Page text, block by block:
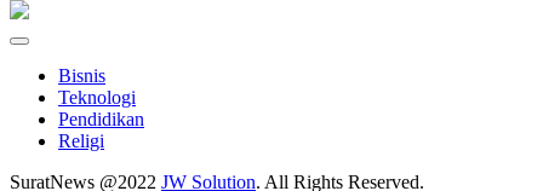
Bisnis
Teknologi
Pendidikan
Religi
SuratNews @2022 JW Solution. All Rights Reserved.